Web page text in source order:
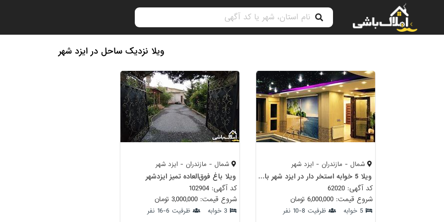
ویلا نزدیک ساحل در ایزد شهر
شمال - مازندران - ایزد شهر
ویلا 5 خوابه استخر دار در ایزد شهر با سالن بازی
کد آگهی: 62020
شروع قیمت: 6,000,000 تومان
5 خوابه ظرفیت 8-10 نفر
شمال - مازندران - ایزد شهر
ویلا باغ فوق‌العاده تمیز ایزدشهر
کد آگهی: 102904
شروع قیمت: 3,000,000 تومان
3 خوابه ظرفیت 6-16 نفر